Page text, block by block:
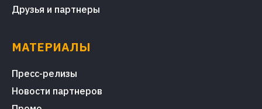
Друзья и партнеры
МАТЕРИАЛЫ
Пресс-релизы
Новости партнеров